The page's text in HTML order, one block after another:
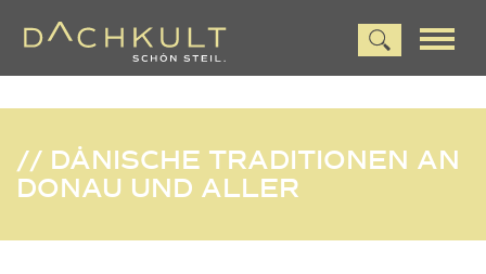
// DÄNISCHE TRADITIONEN AN
DONAU UND ALLER